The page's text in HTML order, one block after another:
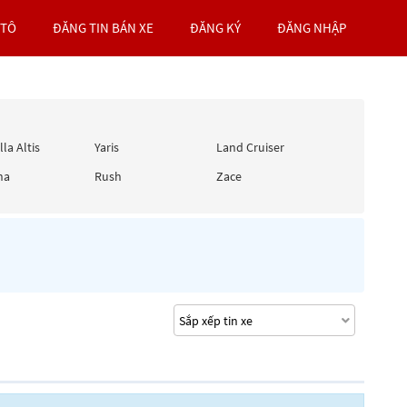
ĐĂNG TIN BÁN XE ĐĂNG KÝ ĐĂNG NHẬP
Altis Yaris
Land Cruiser
Rush Zace